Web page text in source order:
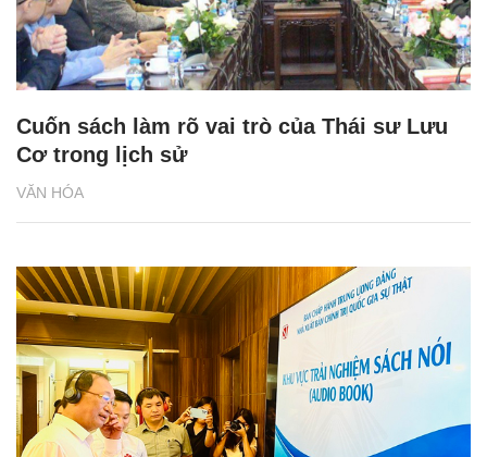
VĂN HÓA
Cuốn sách làm rõ vai trò của Thái sư Lưu
Cơ trong lịch sử